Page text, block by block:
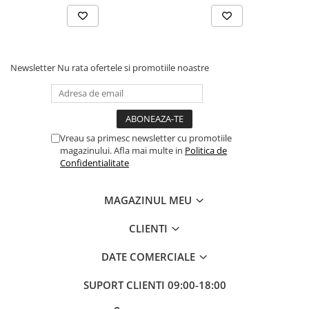
Newsletter Nu rata ofertele si promotiile noastre
Vreau sa primesc newsletter cu promotiile
magazinului. Afla mai multe in Politica de
Confidentialitate
MAGAZINUL MEU
CLIENTI
DATE COMERCIALE
SUPORT CLIENTI 09:00-18:00